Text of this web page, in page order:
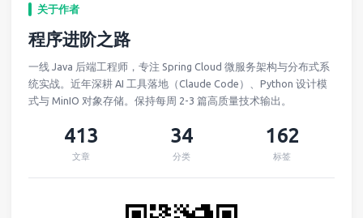
关于作者
程序进阶之路
一线 Java 后端工程师，专注 Spring Cloud 微服务架构与分布式系
统实战。近年深耕 AI 工具落地（Claude Code）、Python 设计模
式与 MinIO 对象存储。保持每周 2-3 篇高质量技术输出。
413
文章
34
分类
162
标签